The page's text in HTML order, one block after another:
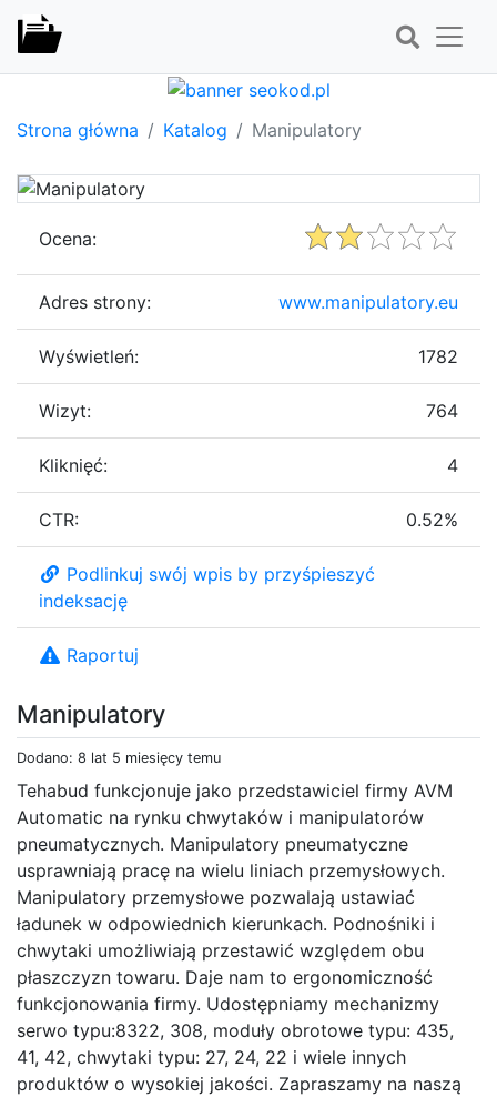
Strona główna Katalog Manipulatory
Manipulatory
Dodano: 8 lat 5 miesięcy temu
Tehabud funkcjonuje jako przedstawiciel firmy AVM
Automatic na rynku chwytaków i manipulatorów
pneumatycznych. Manipulatory pneumatyczne
usprawniają pracę na wielu liniach przemysłowych.
Manipulatory przemysłowe pozwalają ustawiać
ładunek w odpowiednich kierunkach. Podnośniki i
chwytaki umożliwiają przestawić względem obu
płaszczyzn towaru. Daje nam to ergonomiczność
funkcjonowania firmy. Udostępniamy mechanizmy
serwo typu:8322, 308, moduły obrotowe typu: 435,
41, 42, chwytaki typu: 27, 24, 22 i wiele innych
produktów o wysokiej jakości. Zapraszamy na naszą
Ocena:
Adres strony: www.manipulatory.eu
Wyświetleń: 1782
Wizyt: 764
Kliknięć: 4
CTR: 0.52%
Podlinkuj swój wpis by przyśpieszyć
indeksację
Raportuj